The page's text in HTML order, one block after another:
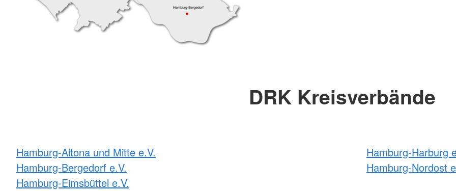
DRK Kreisverbände
Hamburg-Altona und Mitte e.V.
Hamburg-Bergedorf e.V.
Hamburg-Eimsbüttel e.V.
Hamburg-Harburg
Hamburg-Nordost